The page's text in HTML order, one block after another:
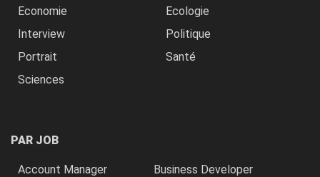
Economie
Ecologie
Interview
Politique
Portrait
Santé
Sciences
PAR JOB
Account Manager
Business Developer